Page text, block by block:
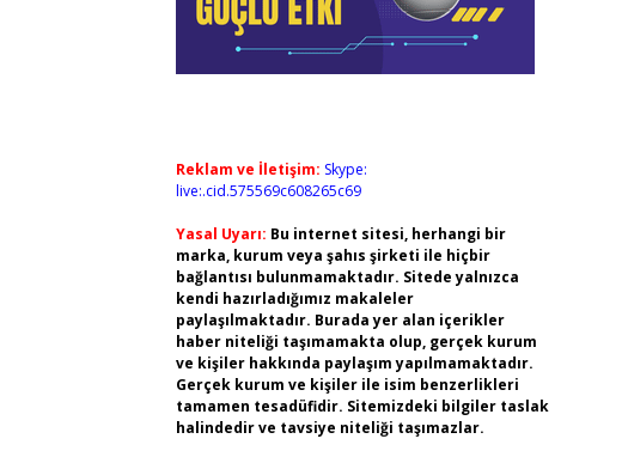
Reklam ve İletişim: Skype:
live:.cid.575569c608265c69
Yasal Uyarı: Bu internet sitesi, herhangi bir
marka, kurum veya şahıs şirketi ile hiçbir
bağlantısı bulunmamaktadır. Sitede yalnızca
kendi hazırladığımız makaleler
paylaşılmaktadır. Burada yer alan içerikler
haber niteliği taşımamakta olup, gerçek kurum
ve kişiler hakkında paylaşım yapılmamaktadır.
Gerçek kurum ve kişiler ile isim benzerlikleri
tamamen tesadüfidir. Sitemizdeki bilgiler taslak
halindedir ve tavsiye niteliği taşımazlar.